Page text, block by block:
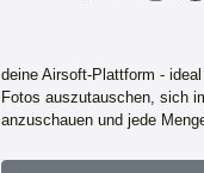
deine Airsoft-Plattform -
Fotos auszutauschen, sich
anzuschauen und jede